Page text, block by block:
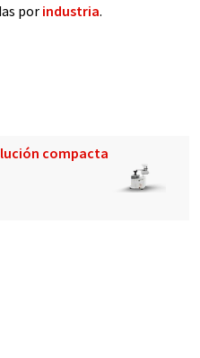
por industria.
compacta